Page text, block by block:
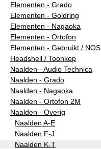
Elementen - Grado
Elementen - Goldring
Elementen - Nagaoka
Elementen - Ortofon
Elementen - Gebruikt / NOS
Headshell / Toonkop
Naalden - Audio Technica
Naalden - Grado
Naalden - Nagaoka
Naalden - Ortofon 2M
Naalden - Overig
Naalden A-E
Naalden F-J
Naalden K-T